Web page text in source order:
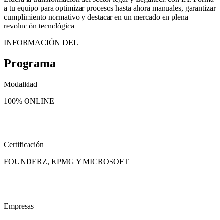
a tu equipo para optimizar procesos hasta ahora manuales, garantizar
cumplimiento normativo y destacar en un mercado en plena
revolución tecnológica.
INFORMACIÓN DEL
Programa
Modalidad
100% ONLINE
Certificación
FOUNDERZ, KPMG Y MICROSOFT
Empresas